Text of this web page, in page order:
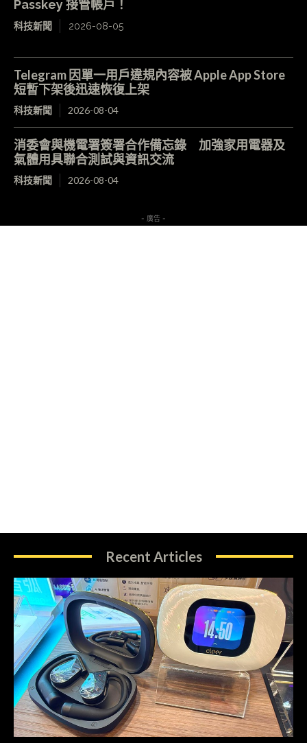
Passkey 接管帳戶！
科技新聞 2026-08-05
Telegram 因單一用戶違規內容被 Apple App Store
短暫下架後迅速恢復上架
科技新聞 2026-08-04
消委會與機電署簽署合作備忘錄 加強家用電器及
氣體用具聯合測試與資訊交流
科技新聞 2026-08-04
- 廣告 -
Recent Articles